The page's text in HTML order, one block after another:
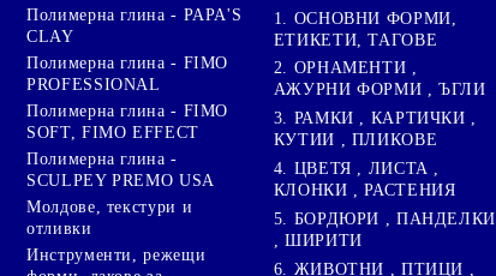
Полимерна глина - PAPA'S
CLAY
Полимерна глина - FIMO
PROFESSIONAL
Полимерна глина - FIMO
SOFT, FIMO EFFECT
Полимерна глина -
SCULPEY PREMO USA
Молдове, текстури и
отливки
Инструменти, режещи
1. ОСНОВНИ ФОРМИ,
ЕТИКЕТИ, ТАГОВЕ
2. ОРНАМЕНТИ ,
АЖУРНИ ФОРМИ , ЪГЛИ
3. РАМКИ , КАРТИЧКИ ,
КУТИИ , ПЛИКОВЕ
4. ЦВЕТЯ , ЛИСТА ,
КЛОНКИ , РАСТЕНИЯ
5. БОРДЮРИ , ПАНДЕЛКИ
, ШИРИТИ
6. ЖИВОТНИ , ПТИЦИ ,